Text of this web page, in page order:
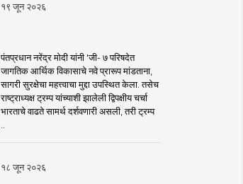
१९ जून २०२६
पंतप्रधान नरेंद्र मोदी यांनी 'जी- ७ परिषदेत
जागतिक आर्थिक विकासाचे नवे प्रारूप मांडताना,
सागरी सुरक्षेचा महत्त्वाचा मुद्दा उपस्थित केला. तसेच
राष्ट्राध्यक्ष ट्रम्प यांच्याशी झालेली द्विपक्षीय चर्चा
भारताचे वाढते सामर्थ दर्शवणारी असली, तरी ट्रम्प
१८ जून २०२६